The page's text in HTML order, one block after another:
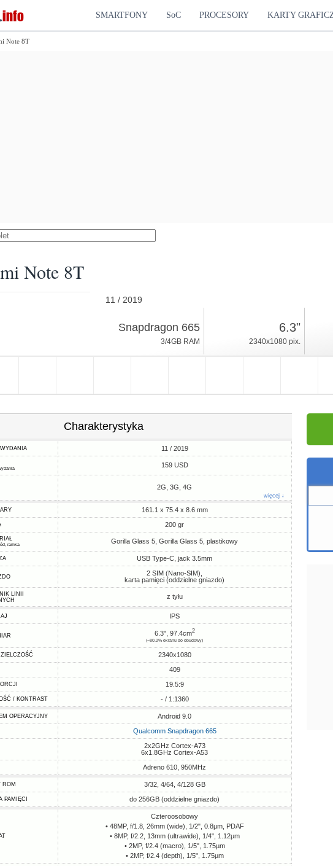
SMARTFONY SoC PROCESORY KARTY
Note 8T
Note 8T
11 / 2019
Android 9.0
Snapdragon 665
3/4GB RAM
6.3"
2340x1080 pix.
Charakterystyka
11 / 2019
159 USD
2G, 3G, 4G
więcej ↓
161.1 x 75.4 x 8.6 mm
200 gr
ramka Gorilla Glass 5, Gorilla Glass 5, plastikowy
USB Type-C, jack 3.5mm
2 SIM (Nano-SIM),
karta pamięci (oddzielne gniazdo)
LINII
z tyłu
IPS
6.3", 97.4cm2
(~80.2% ekranu do obudowy)
2340x1080
409
19.5:9
/ KONTRAST - / 1:1360
OPERACYJNY Android 9.0
Qualcomm Snapdragon 665
2x2GHz Cortex-A73
6x1.8GHz Cortex-A53
Adreno 610, 950MHz
ROM 3/32, 4/64, 4/128 GB
PAMIĘCI do 256GB (oddzielne gniazdo)
Czteroosobowy
• 48MP, f/1.8, 26mm (wide), 1/2", 0.8µm, PDAF
• 8MP, f/2.2, 13mm (ultrawide), 1/4", 1.12µm
• 2MP, f/2.4 (macro), 1/5", 1.75µm
• 2MP, f/2.4 (depth), 1/5", 1.75µm